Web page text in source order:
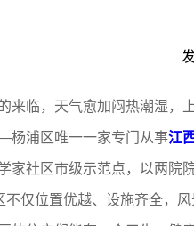
来临，天气愈加闷热潮湿，
浦区唯一一家专门从事江
家社区市级示范点，以两院
不仅位置优越、设施齐全，